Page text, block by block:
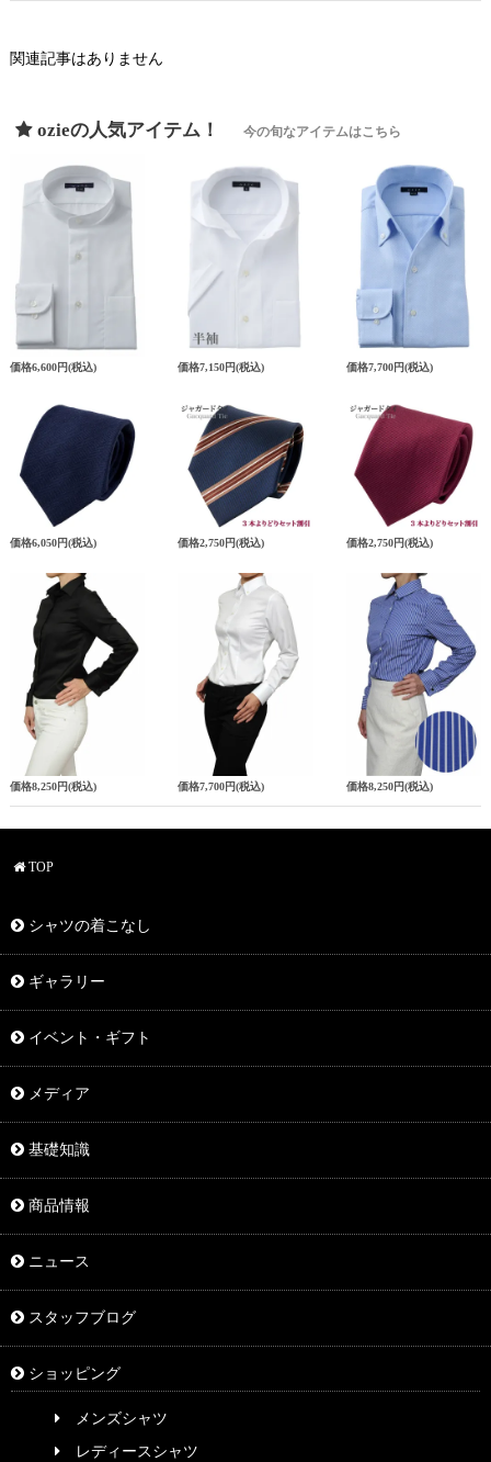
関連記事はありません
ozieの人気アイテム！ 今の旬なアイテムはこちら
価格6,600円(税込) 価格7,150円(税込) 価格7,700円(税込)
価格6,050円(税込) 価格2,750円(税込) 価格2,750円(税込)
価格8,250円(税込) 価格7,700円(税込) 価格8,250円(税込)
TOP
シャツの着こなし
ギャラリー
イベント・ギフト
メディア
基礎知識
商品情報
ニュース
スタッフブログ
ショッピング
メンズシャツ
レディースシャツ